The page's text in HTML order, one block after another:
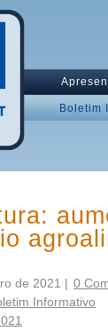
Boletim
de 2021 | 0
Informativo